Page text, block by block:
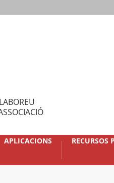
APLICACIONS RECURSOS